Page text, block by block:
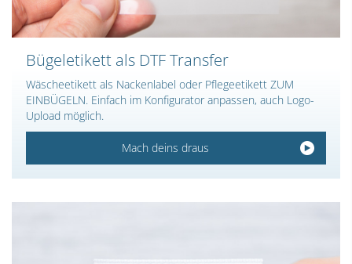
Bügeletikett als DTF Transfer
Wäscheetikett als Nackenlabel oder Pflegeetikett ZUM
EINBÜGELN. Einfach im Konfigurator anpassen, auch Logo-
Upload möglich.
Mach deins draus